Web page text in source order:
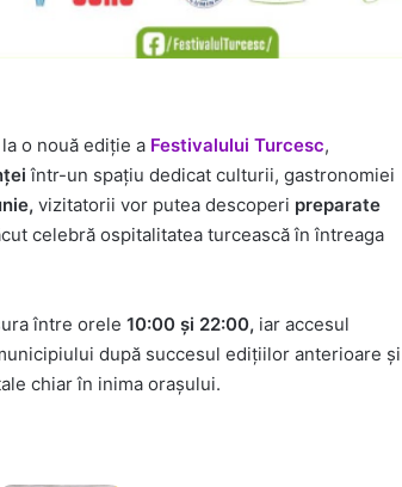
o nouă ediție a Festivalului Turcesc,
într-un spațiu dedicat culturii, gastronomiei
vizitatorii vor putea descoperi preparate
celebră ospitalitatea turcească în întreaga
între orele 10:00 și 22:00, iar accesul
după succesul edițiilor anterioare și
chiar în inima orașului.